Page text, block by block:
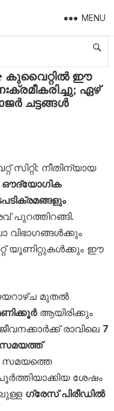
MENU
പുനഃക്രമീകരിച്ചു; ഏഴ് മണിക്കൂർ ജോലി, പുതിയ ഹാജർ ചട്ടങ്ങൾ നിലവിൽ വന്നു
കുവൈറ്റിൽ ഈ
ഏഴ്
ചട്ടങ്ങൾ
സിറ്റി: നീതിന്യായ
ഔദ്യോഗിക
പുറത്തിറങ്ങി.
വിഭാഗങ്ങൾക്കും
യൂണിറ്റുകൾക്കും ഈ
മുതൽ
ആയിരിക്കും
രാവിലെ 7
സമയത്ത്
സമയത്തെ
ശേഷം
ഗ്രേസ് പിരീഡിൽ